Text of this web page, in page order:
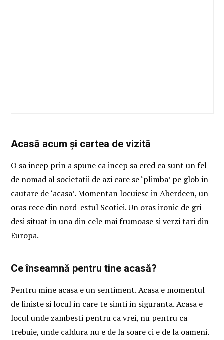
Acasă acum și cartea de vizită
O sa incep prin a spune ca incep sa cred ca sunt un fel
de nomad al societatii de azi care se ‘plimba’ pe glob in
cautare de ‘acasa’. Momentan locuiesc in Aberdeen, un
oras rece din nord-estul Scotiei. Un oras ironic de gri
desi situat in una din cele mai frumoase si verzi tari din
Europa.
Ce înseamnă pentru tine acasă?
Pentru mine acasa e un sentiment. Acasa e momentul
de liniste si locul in care te simti in siguranta. Acasa e
locul unde zambesti pentru ca vrei, nu pentru ca
trebuie, unde caldura nu e de la soare ci e de la oameni.